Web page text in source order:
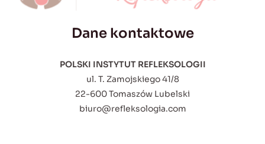
Dane kontaktowe
POLSKI INSTYTUT REFLEKSOLOGII
ul. T. Zamojskiego 41/8
22-600 Tomaszów Lubelski
biuro@refleksologia.com